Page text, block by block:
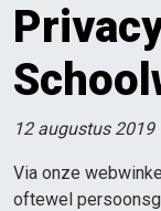
12 augustus 2019
Via onze
oftewel